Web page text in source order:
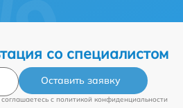
со специалистом
Оставить заявку
c политикой конфиденциальности